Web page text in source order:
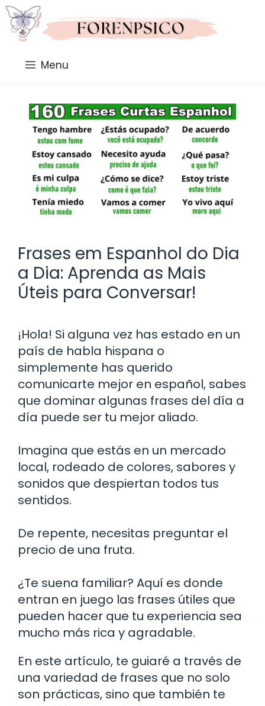
Saltar
al
contenido
Menu
Frases em Espanhol do Dia
a Dia: Aprenda as Mais
Úteis para Conversar!
¡Hola! Si alguna vez has estado en un
país de habla hispana o
simplemente has querido
comunicarte mejor en español, sabes
que dominar algunas frases del día a
día puede ser tu mejor aliado.
Imagina que estás en un mercado
local, rodeado de colores, sabores y
sonidos que despiertan todos tus
sentidos.
De repente, necesitas preguntar el
precio de una fruta.
¿Te suena familiar? Aquí es donde
entran en juego las frases útiles que
pueden hacer que tu experiencia sea
mucho más rica y agradable.
En este artículo, te guiaré a través de
una variedad de frases que no solo
son prácticas, sino que también te